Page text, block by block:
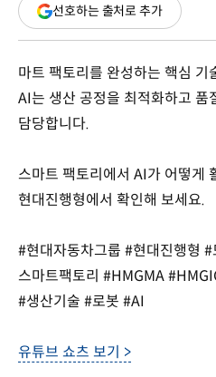
선호하는 출처로 추가(새
창
마트 팩토리를 완성하는 핵심 기
AI는 생산 공정을 최적화하고 품
담당합니다.
스마트 팩토리에서 AI가 어떻게
현대진행형에서 확인해 보세요.
#현대자동차그룹 #현대진행형
스마트팩토리 #HMGMA
#생산기술 #로봇 #AI
유튜브 쇼츠 보기 >